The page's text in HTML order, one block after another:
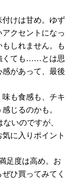
けは甘め。ゆず
クセントになっ
しれません。も
くても……とは思
があって、最後
も食感も、チキ
じるのかも。
いのですが、
に入りポイント
足度は高め。お
ひ買ってみてく